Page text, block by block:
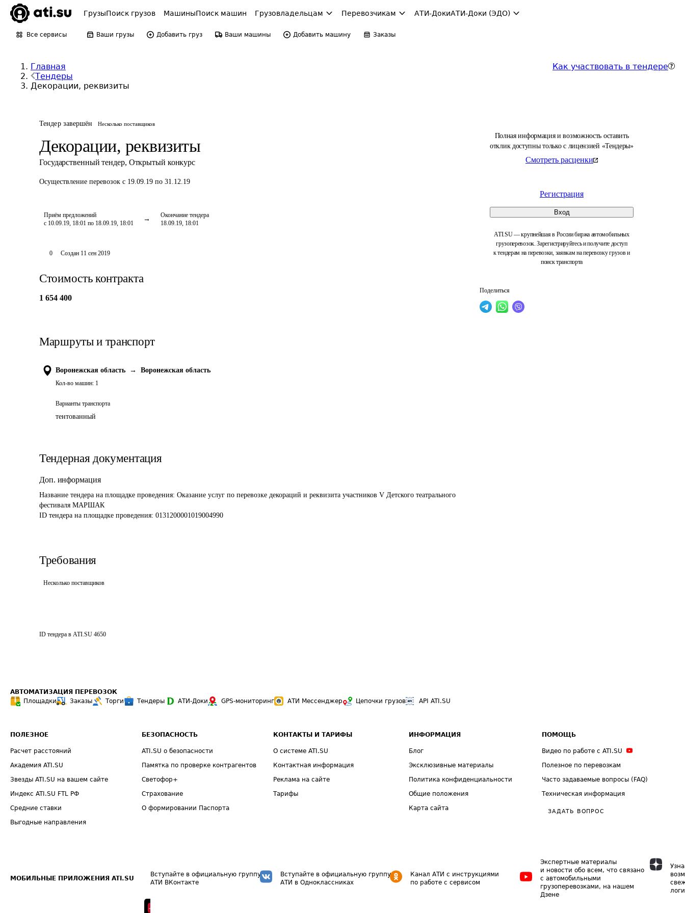
ГрузыПоиск грузов МашиныПоиск машин Грузовладельцам Перевозчикам АТИ-ДокиАТИ-Доки (ЭДО)
Все сервисы Ваши грузы Добавить груз Ваши машины Добавить машину Заказы
Главная
Тендеры
Декорации, реквизиты
Как участвовать в тендере
Тендер завершён Несколько поставщиков
Декорации, реквизиты
Государственный тендер, Открытый конкурс
Осуществление перевозок с 19.09.19 по 31.12.19
Приём предложений
с 10.09.19, 18:01 по 18.09.19, 18:01
Окончание тендера
18.09.19, 18:01
Полная информация и возможность оставить
отклик доступны только с лицензией «Тендеры»
Смотреть расценки
Регистрация
Вход
ATI.SU — крупнейшая в России биржа автомобильных
грузоперевозок. Зарегистрируйтесь и получите доступ
к тендерам на перевозки, заявкам на перевозку грузов и
поиск транспорта
Поделиться
0 Создан 11 сен 2019
Стоимость контракта
1 654 400
Маршруты и транспорт
Воронежская область → Воронежская область
Кол-во машин: 1
Варианты транспорта
тентованный
Тендерная документация
Доп. информация
Название тендера на площадке проведения: Оказание услуг по перевозке декораций и реквизита участников V Детского театрального
фестиваля МАРШАК
ID тендера на площадке проведения: 0131200001019004990
Требования
Несколько поставщиков
ID тендера в ATI.SU 4650
АВТОМАТИЗАЦИЯ ПЕРЕВОЗОК
Площадки
Заказы Торги Тендеры АТИ-Доки GPS-мониторинг АТИ Мессенджер Цепочки грузов API ATI.SU
ПОЛЕЗНОЕ
Расчет расстояний
Академия ATI.SU
Звезды ATI.SU на вашем сайте
Индекс ATI.SU FTL РФ
Средние ставки
Выгодные направления
БЕЗОПАСНОСТЬ
ATI.SU о безопасности
Памятка по проверке контрагентов
Светофор+
Страхование
О формировании Паспорта
КОНТАКТЫ И ТАРИФЫ
О системе ATI.SU
Контактная информация
Реклама на сайте
Тарифы
ИНФОРМАЦИЯ
Блог
Эксклюзивные материалы
Политика конфиденциальности
Общие положения
Карта сайта
ПОМОЩЬ
Видео по работе с ATI.SU
Полезное по перевозкам
Часто задаваемые вопросы (FAQ)
Техническая информация
ЗАДАТЬ ВОПРОС
МОБИЛЬНЫЕ ПРИЛОЖЕНИЯ ATI.SU
Вступайте в официальную группу
АТИ ВКонтакте
Вступайте в официальную группу
АТИ в Одноклассниках
Канал АТИ с инструкциями
по работе с сервисом
Экспертные материалы
и новости обо всем, что связано
с автомобильными
грузоперевозками, на нашем
Дзене